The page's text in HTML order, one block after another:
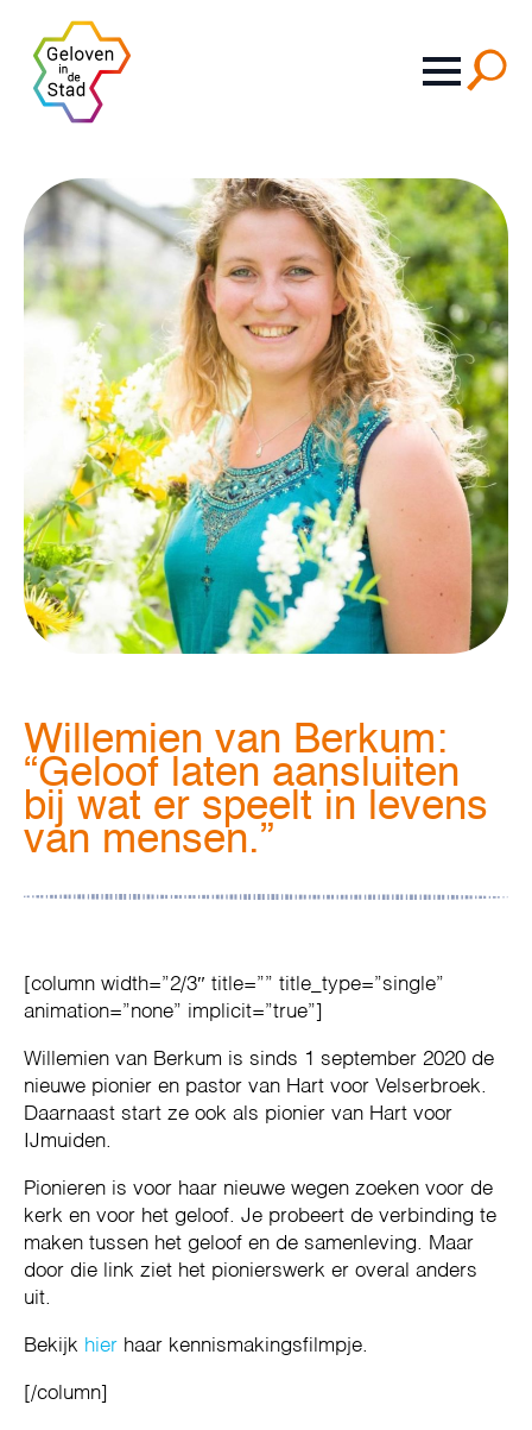
Willemien van Berkum:
“Geloof laten aansluiten
bij wat er speelt in levens
van mensen.”
[column width=”2/3″ title=”” title_type=”single”
animation=”none” implicit=”true”]
Willemien van Berkum is sinds 1 september 2020 de
nieuwe pionier en pastor van Hart voor Velserbroek.
Daarnaast start ze ook als pionier van Hart voor
IJmuiden.
Pionieren is voor haar nieuwe wegen zoeken voor de
kerk en voor het geloof. Je probeert de verbinding te
maken tussen het geloof en de samenleving. Maar
door die link ziet het pionierswerk er overal anders
uit.
Bekijk hier haar kennismakingsfilmpje.
[/column]